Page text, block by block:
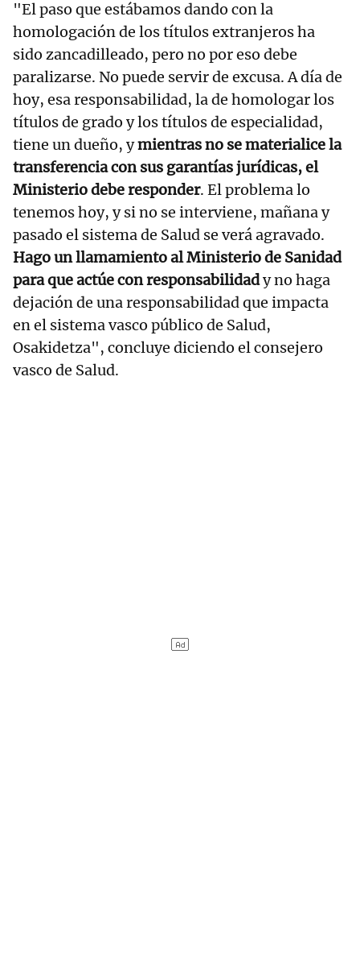
"El paso que estábamos dando con la
homologación de los títulos extranjeros ha
sido zancadilleado, pero no por eso debe
paralizarse. No puede servir de excusa. A día de
hoy, esa responsabilidad, la de homologar los
títulos de grado y los títulos de especialidad,
tiene un dueño, ymientras no se materialice la
transferencia con sus garantías jurídicas, el
Ministerio debe responder. El problema lo
tenemos hoy, y si no se interviene, mañana y
pasado el sistema de Salud se verá agravado.
Hago un llamamiento al Ministerio de Sanidad
para que actúe con responsabilidady no haga
dejación de una responsabilidad que impacta
en el sistema vasco público de Salud,
Osakidetza", concluye diciendo el consejero
vasco de Salud.